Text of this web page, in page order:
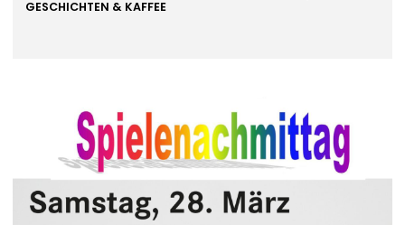
GESCHICHTEN & KAFFEE